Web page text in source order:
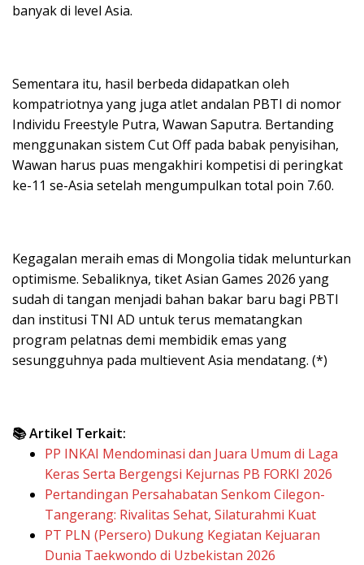
banyak di level Asia.
Sementara itu, hasil berbeda didapatkan oleh
kompatriotnya yang juga atlet andalan PBTI di nomor
Individu Freestyle Putra, Wawan Saputra. Bertanding
menggunakan sistem Cut Off pada babak penyisihan,
Wawan harus puas mengakhiri kompetisi di peringkat
ke-11 se-Asia setelah mengumpulkan total poin 7.60.
Kegagalan meraih emas di Mongolia tidak melunturkan
optimisme. Sebaliknya, tiket Asian Games 2026 yang
sudah di tangan menjadi bahan bakar baru bagi PBTI
dan institusi TNI AD untuk terus mematangkan
program pelatnas demi membidik emas yang
sesungguhnya pada multievent Asia mendatang. (*)
📚 Artikel Terkait:
PP INKAI Mendominasi dan Juara Umum di Laga
Keras Serta Bergengsi Kejurnas PB FORKI 2026
Pertandingan Persahabatan Senkom Cilegon-
Tangerang: Rivalitas Sehat, Silaturahmi Kuat
PT PLN (Persero) Dukung Kegiatan Kejuaran
Dunia Taekwondo di Uzbekistan 2026